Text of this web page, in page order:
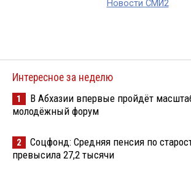
Новости СМИ2
Интересное за неделю
1
В Абхазии впервые пройдёт
молодёжный форум
2
Соцфонд: Средняя пенсия по
превысила 27,2 тысячи